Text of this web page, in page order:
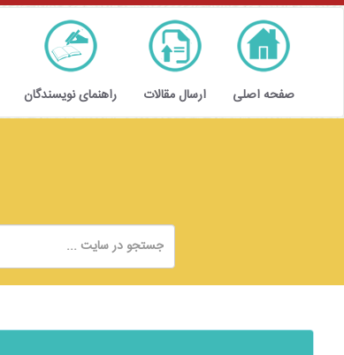
صفحه اصلی ارسال مقالات راهنمای نویسندگان